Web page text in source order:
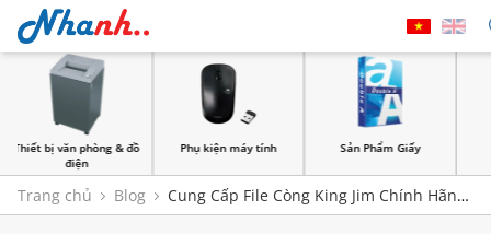
Phụ kiện máy tính Sản Phẩm Giấy Bìa lưu hồ sơ
Trang chủ Blog
Cung Cấp File Còng King Jim Chính Hãng
Giá Sỉ Cho Doanh Nghiệp: Giải Pháp Lưu Trữ Hồ Sơ B2B Tiêu